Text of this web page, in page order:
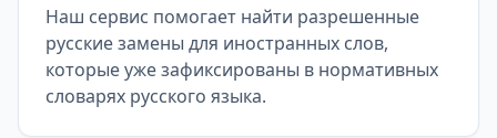
Наш сервис помогает найти разрешенные
русские замены для иностранных слов,
которые уже зафиксированы в нормативных
словарях русского языка.